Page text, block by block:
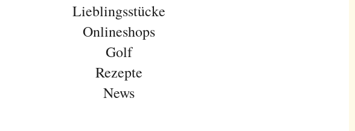
Lieblingsstücke
Onlineshops
Golf
Rezepte
News